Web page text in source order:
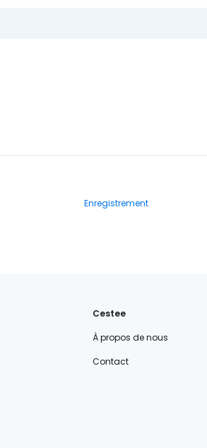
Enregistrement
Cestee
À propos de nous
Contact